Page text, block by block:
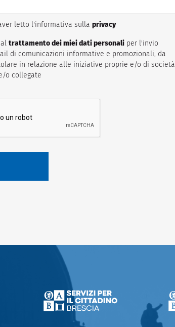
letto l'informativa sulla privacy
trattamento dei miei dati personaliper l'invio
di comunicazioni informative e promozionali, da
in relazione alle iniziative proprie e/o di società
o collegate